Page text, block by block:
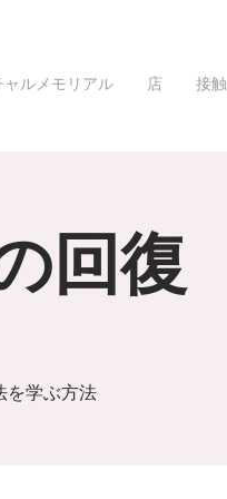
ャルメモリアル 店 接触
回復
を学ぶ方法